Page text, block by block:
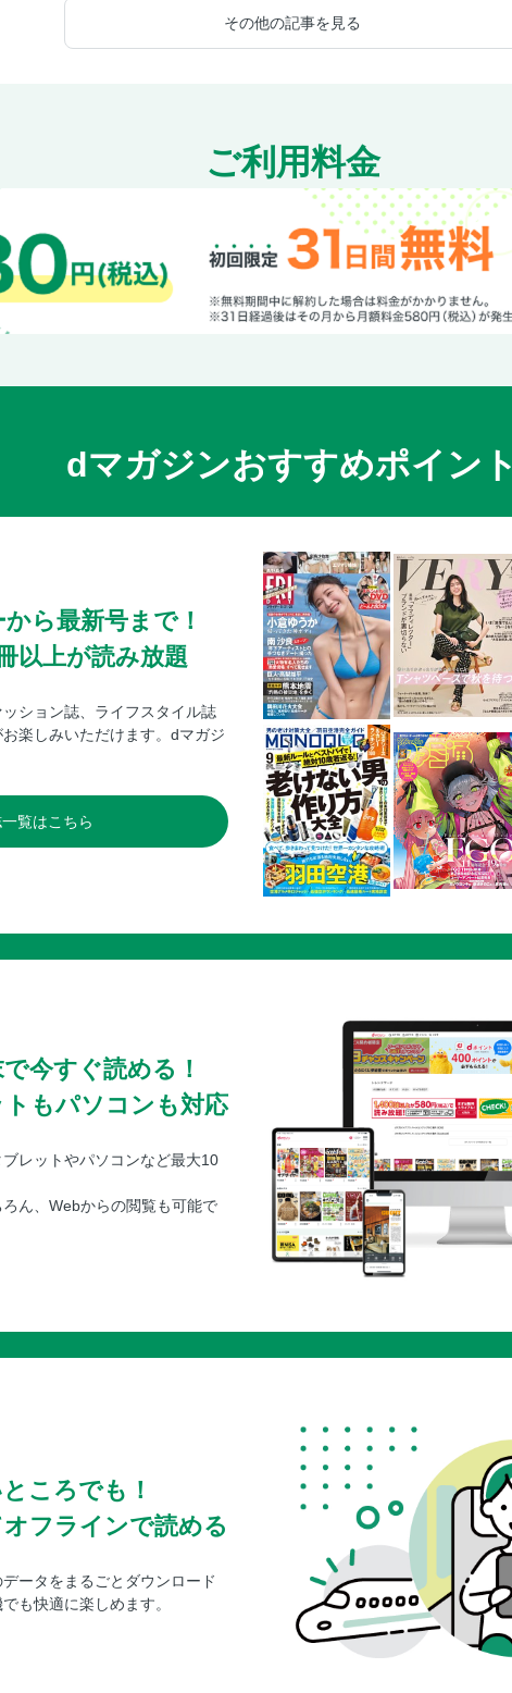
その他の記事を見る
ご利用料金
dマガジンおすすめポイント
ら最新号まで！
以上が読み放題
ション誌、ライフスタイル誌
楽しみいただけます。dマガジ
覧はこちら
今すぐ読める！
もパソコンも対応
レットやパソコンなど最大10
ん、Webからの閲覧も可能で
ころでも！
フラインで読める
ータをまるごとダウンロード
も快適に楽しめます。